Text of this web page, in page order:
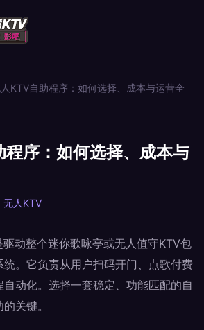
KTV自助程序：如何选择、成本与运营全
序：如何选择、成本与
无人KTV
动整个迷你歌咏亭或无人值守KTV包
统。它负责从用户扫码开门、点歌付费
动化。选择一套稳定、功能匹配的自
关键。